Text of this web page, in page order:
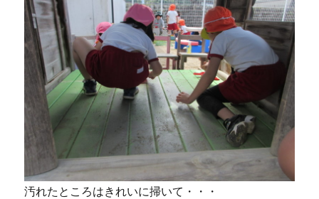
汚れたところはきれいに掃いて・・・